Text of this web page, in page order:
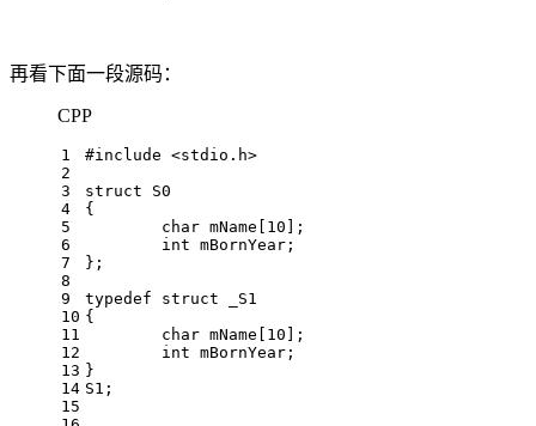
再看下面一段源码：
CPP
1
2
3
4
5
6
7
8
9
10
11
12
13
14
15
#include <stdio.h>
struct
S0
{
char mName[ 10 ];
int mBornYear;
};
typedef
struct
_S1
{
char mName[ 10 ];
int mBornYear;
}
S1;